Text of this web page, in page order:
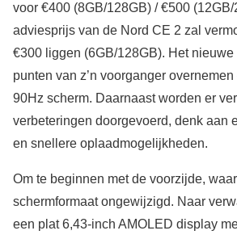
voor €400 (8GB/128GB) / €500
adviesprijs van de Nord CE 2 zal
€300 liggen (6GB/128GB). Het
punten van z’n voorganger
90Hz scherm. Daarnaast worden er
verbeteringen doorgevoerd, denk aan
en snellere oplaadmogelijkheden.
Om te beginnen met de voorzijde,
schermformaat ongewijzigd. Naar
een plat 6,43-inch AMOLED display